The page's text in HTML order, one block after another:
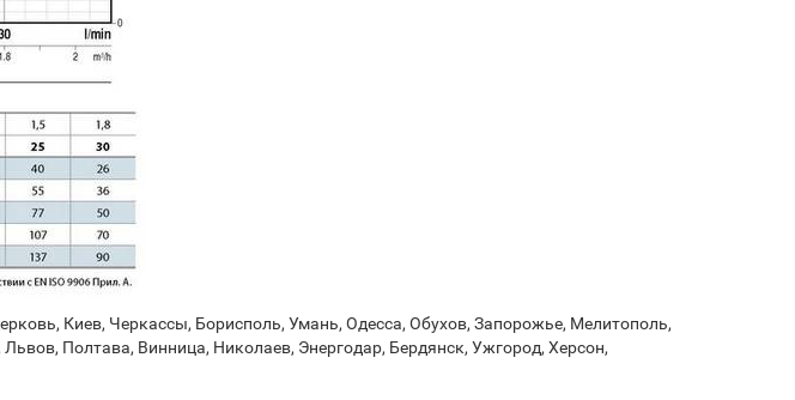
Киев, Черкассы, Борисполь, Умань, Одесса, Обухов, Запорожье, Мелитополь,
Полтава, Винница, Николаев, Энергодар, Бердянск, Ужгород, Херсон,